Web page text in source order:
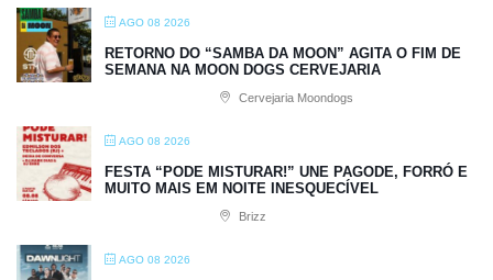
AGO 08 2026
RETORNO DO “SAMBA DA MOON” AGITA O FIM DE
SEMANA NA MOON DOGS CERVEJARIA
Cervejaria Moondogs
AGO 08 2026
FESTA “PODE MISTURAR!” UNE PAGODE, FORRÓ E
MUITO MAIS EM NOITE INESQUECÍVEL
Brizz
AGO 08 2026